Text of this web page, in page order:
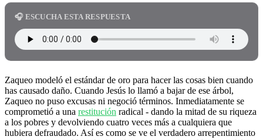
🎧 ESCUCHA ESTA RESPUESTA
Zaqueo modeló el estándar de oro para hacer las cosas bien cuando
has causado daño. Cuando Jesús lo llamó a bajar de ese árbol,
Zaqueo no puso excusas ni negoció términos. Inmediatamente se
comprometió a una restitución radical - dando la mitad de su riqueza
a los pobres y devolviendo cuatro veces más a cualquiera que
hubiera defraudado. Así es como se ve el verdadero arrepentimiento